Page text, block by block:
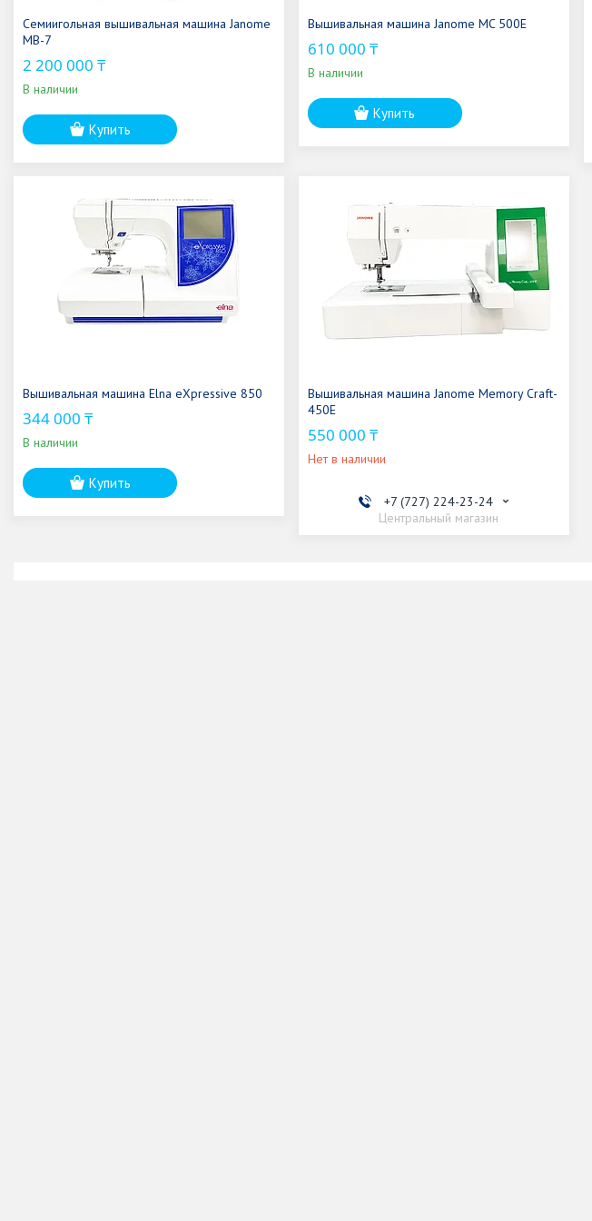
Семиигольная вышивальная машина Janome
MB-7
2 200 000 ₸
В наличии
Купить
Вышивальная машина Janome MC 500E
610 000 ₸
В наличии
Купить
Вышивальная машина Elna eXpressive 850
344 000 ₸
В наличии
Купить
Вышивальная машина Janome Memory Craft-
450E
550 000 ₸
Нет в наличии
+7 (727) 224-23-24
Центральный магазин